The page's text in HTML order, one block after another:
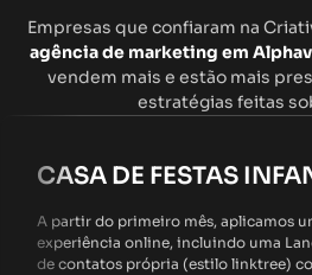
Empresas que confiaram na
agência de marketing em
vendem mais e estão mais
estratégias feitas
CASA DE FESTAS
A partir do primeiro mês, aplicamos
experiência online, incluindo uma
de contatos própria (estilo linktree)